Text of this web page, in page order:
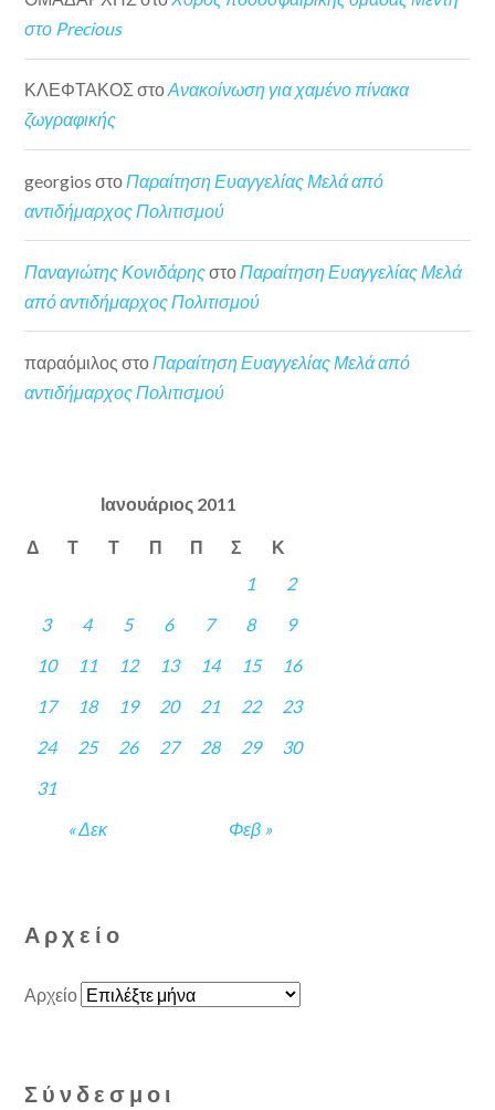
στο Precious
ΚΛΕΦΤΑΚΟΣ στοΑνακοίνωση για χαμένο πίνακα
ζωγραφικής
georgios στο Παραίτηση Ευαγγελίας Μελά από
αντιδήμαρχος Πολιτισμού
Παναγιώτης ΚονιδάρηςστοΠαραίτηση Ευαγγελίας Μελά
από αντιδήμαρχος Πολιτισμού
παραόμιλος στοΠαραίτηση Ευαγγελίας Μελά από
αντιδήμαρχος Πολιτισμού
Ιανουάριος 2011
Δ Τ Τ Π Π Σ Κ
« Δεκ Φεβ »
1
2
3
4 5 6 7 8
9
10
11 12 13 14 15
16
17
18 19 20 21 22
23
24
25 26 27 28 29
30
31
Αρχείο
Αρχείο
Σύνδεσμοι